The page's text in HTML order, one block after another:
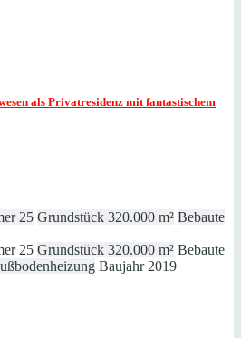
als Privatresidenz mit fantastischem
25 Grundstück 320.000 m² Bebaute
25 Grundstück 320.000 m² Bebaute
Baujahr 2019